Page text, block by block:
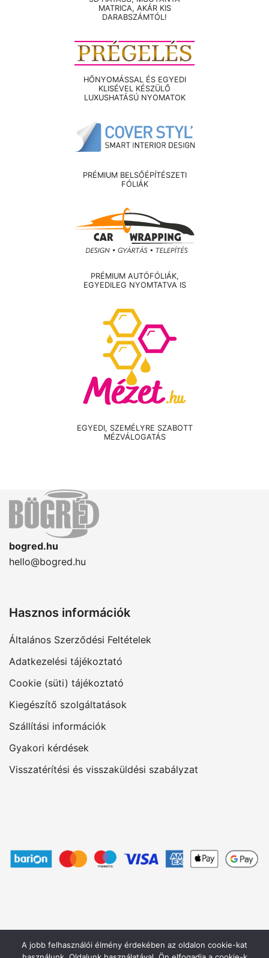
MATRICA, AKÁR KIS
DARABSZÁMTÓL!
HŐNYOMÁSSAL ÉS EGYEDI
KLISÉVEL KÉSZÜLŐ
LUXUSHATÁSÚ NYOMATOK
PRÉMIUM BELSŐÉPÍTÉSZETI
FÓLIÁK
PRÉMIUM AUTÓFÓLIÁK,
EGYEDILEG NYOMTATVA IS
EGYEDI, SZEMÉLYRE SZABOTT
MÉZVÁLOGATÁS
bogred.hu
hello@bogred.hu
Hasznos információk
Általános Szerződési Feltételek
Adatkezelési tájékoztató
Cookie (süti) tájékoztató
Kiegészítő szolgáltatások
Szállítási információk
Gyakori kérdések
Visszatérítési és visszaküldési szabályzat
A jobb felhasználói élmény érdekében az oldalon cookie-kat